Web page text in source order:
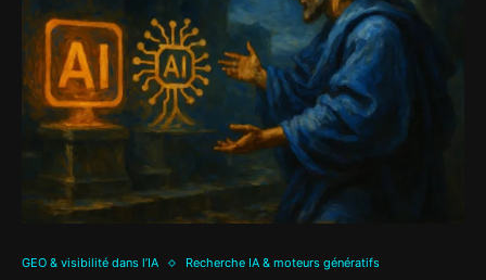
GEO & visibilité dans l’IA Recherche IA & moteurs génératifs